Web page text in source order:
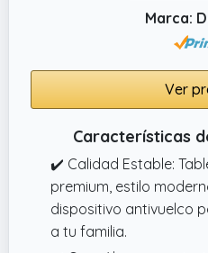
Marca:
Ver
Características
✔️ Calidad Estable:
premium, estilo
dispositivo antivuelco
a tu familia.